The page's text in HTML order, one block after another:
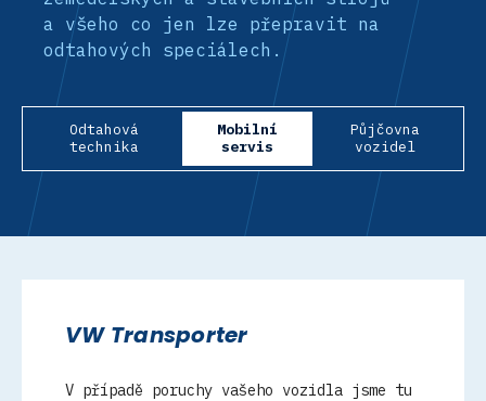
a všeho co jen lze přepravit na
odtahových speciálech.
Odtahová
technika
Mobilní
servis
Půjčovna
vozidel
VW Transporter
V případě poruchy vašeho vozidla jsme tu